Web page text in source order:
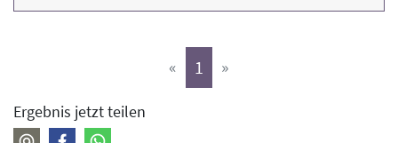
« 1 (aktiv)
»
Ergebnis jetzt teilen